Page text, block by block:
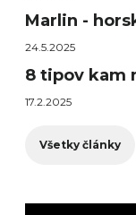
Marlin -
24.5.2025
8 tipov kam
17.2.2025
Všetky články